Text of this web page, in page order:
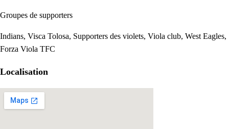
Groupes de supporters
Indians, Visca Tolosa, Supporters des violets, Viola club, West Eagles,
Forza Viola TFC
Localisation